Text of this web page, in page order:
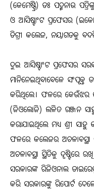
(କେମେଷ୍ଟ୍ରି) ଡଃ ପଦ୍ମନାଭ
ଓ ଆସିଷ୍ଟାଂଟ ପ୍ରଫେସର
ଡିଗ୍ରୀ କଲେଜ, ନୟାଗଡକୁ
ଦୁଇ ଆସିଷ୍ଟାଂଟ ପ୍ରଫେସର
ମାନିନେଇଥିବାବେଳେ ସଂପୃକ୍ତ
କରିଥିଲେ। ଫଳରେ କେଉଁଝର
(ଜିଓଲୋଜି) ଲଳିତ ରଞ୍ଜନ
କରାଯାଇଥିଲେ ମଧ୍ୟ ଶ୍ରୀ ସାହୁ
ଫଳରେ କଲେଜର ଅଚଳାବସ୍ଥା
ଅଚଳାବସ୍ଥା ସ୍ଥିତିକୁ ଦୃଷ୍ଟିରେ
ସରକାରଙ୍କ ରିଜିଓନାଲ
କରି ସରକାରଙ୍କୁ ରିପୋର୍ଟ